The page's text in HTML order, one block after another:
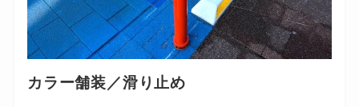
カラー舗装／滑り止め